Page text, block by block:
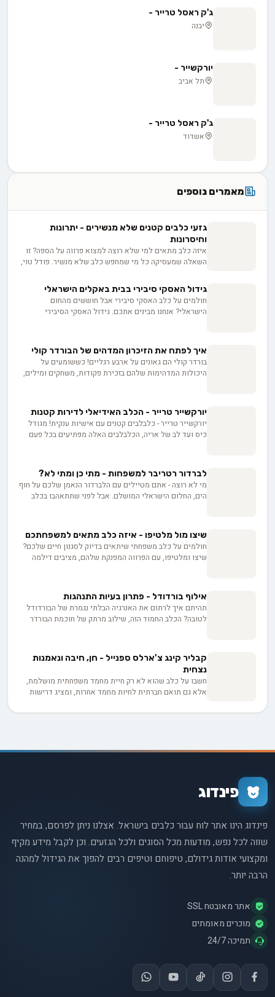
ג'ק ראסל טרייר -
יבנה
יורקשייר -
תל אביב
ג'ק ראסל טרייר -
אשדוד
מאמרים נוספים
גזעי כלבים קטנים שלא מנשירים - יתרונות
וחיסרונות
איזה כלב מתאים למי שלא רוצה למצוא פרווה על הספה? זו
השאלה שמעסיקה כל מי שמחפש כלב שלא מנשיר. פודל טוי,
עם צרכי טיפוח שונים. אבל התווית "היפואלרגני" יכולה
להטעות, ולפני שמשקיעים 3,000 עד 8,000 ש"ח בגור חשוב
לדעת בדיוק מה לשאול את המוכר כדי להבדיל בין הבטחה
למציאות.
גידול האסקי סיבירי בבית באקלים הישראלי
חולמים על כלב האסקי סיבירי אבל חוששים מהחום
הישראלי? אנחנו מבינים אתכם. גידול האסקי הסיבירי
לכם איך להפוך את החלום למציאות. החל מהתאמת מסגרת
המגורים ועד לבניית קשר רגשי עמוק עם בעלי החיים הנפלאים
הללו. בואו נצלול יחד לעולם המרתק של גידול האסקי
הסיבירי בבית ישראלי.
איך לפתח את הזיכרון המדהים של הבורדר קולי
בורדר קולי הם גאונים על ארבע רגליים! כששומעים על
היכולות המדהימות שלהם בזכירת פקודות, משחקים ומילים,
בעבר שלהם כרועי צאן. בואו נגלה איך מטפחים את המוח
המבריק הזה.
יורקשייר טרייר - הכלב האידיאלי לדירות קטנות
יורקשייר טרייר - כלבלבים קטנים עם אישיות ענקית! מגודל
כיס ועד לב של אריה, הכלבלבים האלה מפתיעים בכל פעם
היורקים!
לברדור רטריבר למשפחות - מתי כן ומתי לא?
מי לא רוצה - אתם מטיילים עם הלברדור הנאמן שלכם על חוף
הים, החלום הישראלי המושלם. אבל לפני שתתאהבו בכלב
להחליט אם לברדור רטריבר הוא הבחירה הנכונה למשפחתכם.
שיצו מול מלטיפו - איזה כלב מתאים למשפחתכם
חולמים על כלב משפחתי שיתאים בדיוק לסגנון חיים שלכם?
שיצו ומלטיפו, עם הפרווה המפנקת שלהם, מציבים דילמה
שדווקא שיצו יתאים יותר? פינדוג מציגה השוואה מקיפה
שתעזור לכם למצוא את הכלב המושלם בשבילכם!
אילוף בורדודל - פתרון בעיות התנהגות
תהיתם איך לרתום את האנרגיה הבלתי נגמרת של הבורדודל
לטובה? הכלב החמוד הזה, שילוב מרתק של חוכמת הבורדר
עצמכם לגלות את הסודות ליצירת שותפות הרמונית...
קבליר קינג צ'ארלס ספנייל - חן, חיבה ונאמנות
נצחית
חשבו על כלב שהוא לא רק חיית מחמד משפחתית מושלמת,
אלא גם תואם חברתית לחיות מחמד אחרות, ומציג דרישות
עסוקים. הכירו את קבליר קינג צ'ארלס ספניאל. בין אם אתם
הטיפוח, דרישות הפעילות הגופנית והדאגות הבריאותיות של
פינדוג
פינדוג הינו אתר לוח עבור כלבים בישראל. אצלנו ניתן לפרסם, במחיר
שווה לכל נפש, מודעות מכל הסוגים ולכל הגזעים. וכן לקבל מידע מקיף
ומקצועי אודות גידולם, טיפוחם וטיפים רבים להפוך את הגידול למהנה
הרבה יותר.
אתר מאובטח SSL
מוכרים מאומתים
תמיכה 24/7